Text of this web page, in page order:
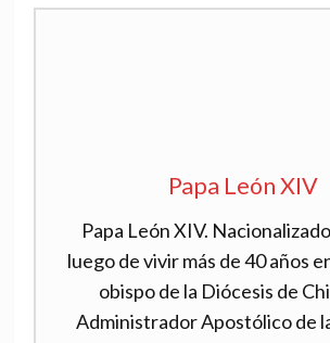
Papa León XIV
Papa León XIV.
luego de vivir más de 40 años
obispo de la Diócesis de
Administrador Apostólico de